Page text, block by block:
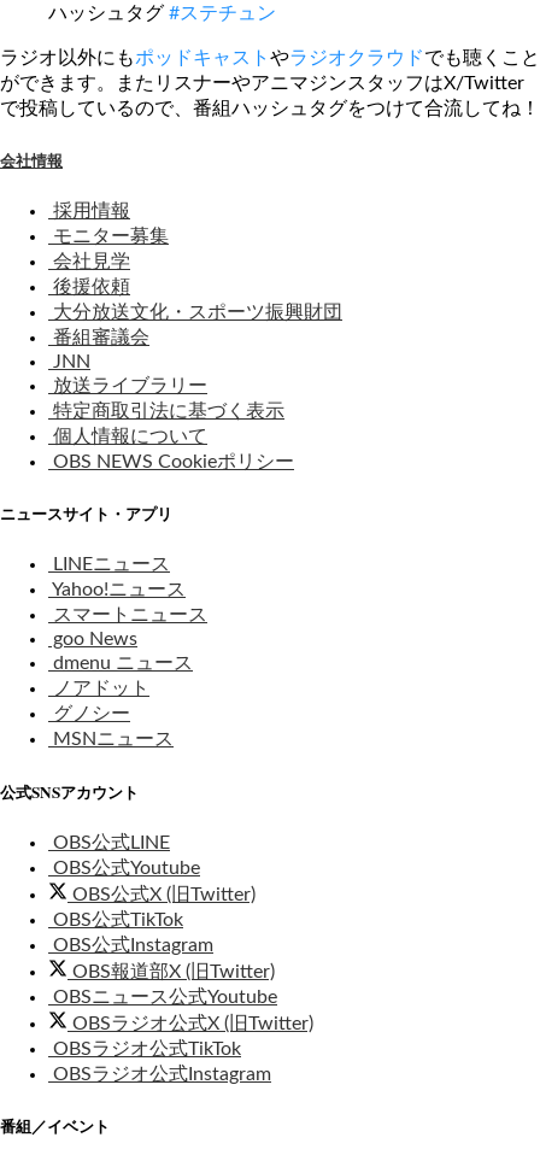
ハッシュタグ #ステチュン
ラジオ以外にもポッドキャスト やラジオクラウドでも聴くこと
ができます。またリスナーやアニマジンスタッフはX/Twitter
で投稿しているので、番組ハッシュタグをつけて合流してね！
会社情報
採用情報
モニター募集
会社見学
後援依頼
大分放送文化・スポーツ振興財団
番組審議会
JNN
放送ライブラリー
特定商取引法に基づく表示
個人情報について
OBS NEWS Cookieポリシー
ニュースサイト・アプリ
LINEニュース
Yahoo!ニュース
スマートニュース
goo News
dmenu ニュース
ノアドット
グノシー
MSNニュース
公式SNSアカウント
OBS公式LINE
OBS公式Youtube
OBS公式X (旧Twitter)
OBS公式TikTok
OBS公式Instagram
OBS報道部X (旧Twitter)
OBSニュース公式Youtube
OBSラジオ公式X (旧Twitter)
OBSラジオ公式TikTok
OBSラジオ公式Instagram
番組／イベント